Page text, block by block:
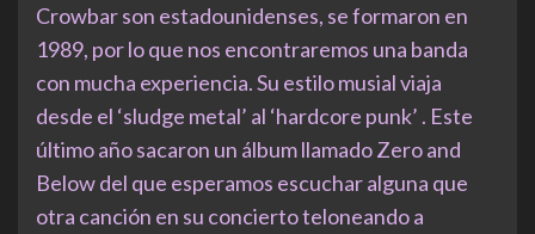
Crowbar son estadounidenses, se formaron en
1989, por lo que nos encontraremos una banda
con mucha experiencia. Su estilo musial viaja
desde el ‘sludge metal’ al ‘hardcore punk’ . Este
último año sacaron un álbum llamado Zero and
Below del que esperamos escuchar alguna que
otra canción en su concierto teloneando a